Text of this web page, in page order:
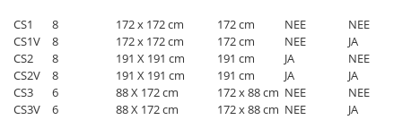
CS1 8 172 x 172 cm 172 cm NEE
NEE
CS1V
8 172 x 172 cm 172 cm NEE
JA
CS2
8 191 X 191 cm 191 cm JA
NEE
CS2V
8 191 X 191 cm 191 cm JA
JA
CS3
6 88 X 172 cm 172 x 88 cm NEE
NEE
CS3V
6 88 X 172 cm 172 x 88 cm NEE
JA